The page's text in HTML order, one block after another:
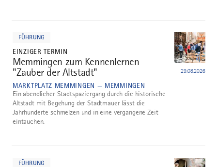
FÜHRUNG
EINZIGER TERMIN
2
Memmingen zum Kennenlernen
"Zauber der Altstadt"
MARKTPLATZ MEMMINGEN — MEMMINGEN
29.08.2026
Ein abendlicher Stadtspaziergang durch die historische
Altstadt mit Begehung der Stadtmauer lässt die
Jahrhunderte schmelzen und in eine vergangene Zeit
eintauchen.
FÜHRUNG